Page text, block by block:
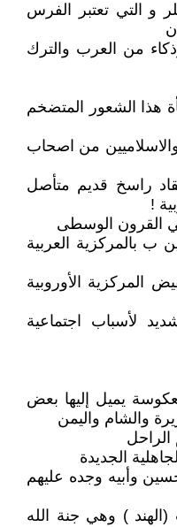
و التي تعتبر الفرس
من العرب والترك
هذا الشعور المتضخم
من اصحاب
راسخ قديم متأصل
!
القرون الوسطى
بالمركزية العربية
المركزية الأوروبية
لأسباب اجتماعية
يميل إليها بعض
والشام واليمن
الجديدة
وأبيه وجده عليهم
(الهند ) وهي جنة الله